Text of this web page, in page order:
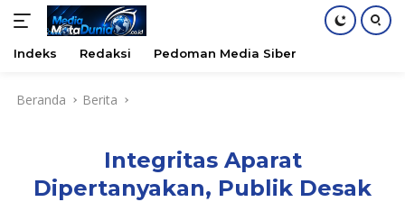
Indeks Redaksi Pedoman Media Siber
Beranda Berita
Integritas Aparat
Dipertanyakan, Publik Desak